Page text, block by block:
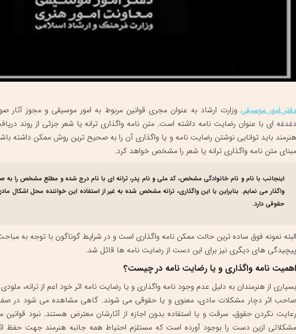
امور موسیقی وزارت ارشاد به عنوان مجری قوانین مربوط به امور موسیقی و مجوز
دغدغه ای با عنوان رضایت نامه داشته است. متن نامه واگذاری ترانه یا شعر جزئی از روند
هنرمند باید توانایی نوشتن رضایت نامه و یا واگذاری آن را به صحیح ترین روش ممکن داشته
مبنای متن نامه واگذاری ترانه یا شعر را مشخص خواهد کرد.
اینجانب با نام و نام خانوادگی مشخص، کد ملی و نام پدر، ترانه ای با نام درج شده و مطلع مشخص را به
واگذار می نمایم. بنابراین با این واگذاری، ترانه مشخص شده به غیر از استفاده این خواننده محل اشکال
حقوقی دارد.
البته نمونه فوق ساده ترین حالت ممکن نامه واگذاری است و در شرایط گوناگون با توجه به
پیچیدگی های دیگری نیز برای این دست از رضایت نامه ها قائل شد.
اهمیت نامه واگذاری و یا رضایت نامه در چیست؟
بسیاری از هنرمندان به دلیل عدم وجود نامه واگذاری و یا رضایت نامه اثر خود اعم از ترانه،
صاحب اثر دچار مشکلات مادی، معنوی و یا حقوقی می شوند. گاهی مشاهده می شود در
رعایت نکردن حقوق، سرقت و یا استفاده بدون اجازه از آثارشان معترض هستند. نبود قوانین
مشکلاتی ازین دست را بوجود آورده است که مستلزم احتیاط همه جانبه هنرمند جهت حفظ